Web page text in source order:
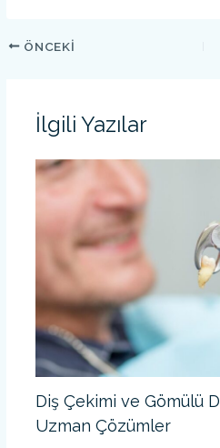
ÖNCEKI
İlgili Yazılar
Diş Çekimi ve Gömülü
Uzman Çözümler